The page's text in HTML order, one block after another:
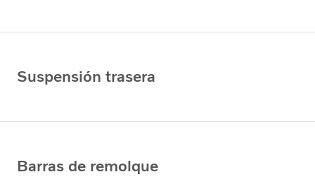
Suspensión trasera
Barras de remolque